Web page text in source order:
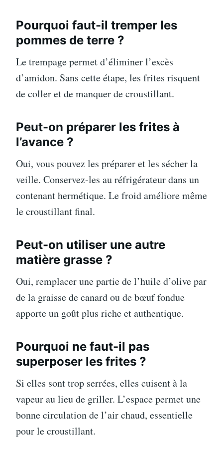
Pourquoi faut-il tremper les
pommes de terre ?
Le trempage permet d’éliminer l’excès
d’amidon. Sans cette étape, les frites risquent
de coller et de manquer de croustillant.
Peut-on préparer les frites à
l’avance ?
Oui, vous pouvez les préparer et les sécher la
veille. Conservez-les au réfrigérateur dans un
contenant hermétique. Le froid améliore même
le croustillant final.
Peut-on utiliser une autre
matière grasse ?
Oui, remplacer une partie de l’huile d’olive par
de la graisse de canard ou de bœuf fondue
apporte un goût plus riche et authentique.
Pourquoi ne faut-il pas
superposer les frites ?
Si elles sont trop serrées, elles cuisent à la
vapeur au lieu de griller. L’espace permet une
bonne circulation de l’air chaud, essentielle
pour le croustillant.